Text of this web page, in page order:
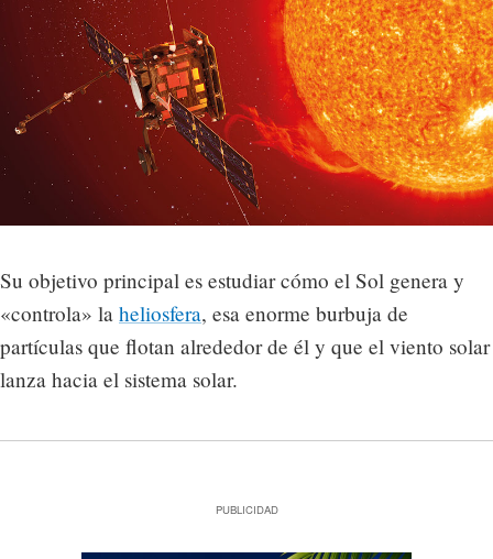
Su objetivo principal es estudiar cómo el Sol genera y
«controla» la heliosfera, esa enorme burbuja de
partículas que flotan alrededor de él y que el viento solar
lanza hacia el sistema solar.
PUBLICIDAD